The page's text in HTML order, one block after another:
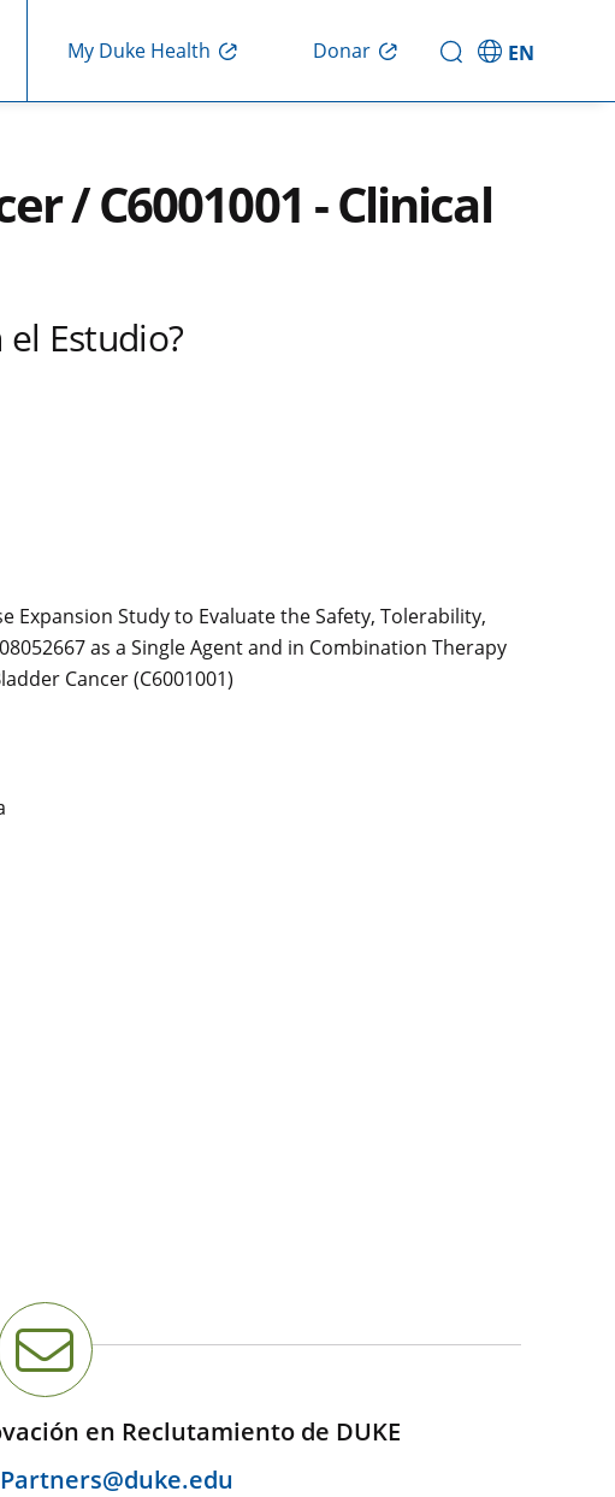
My Duke Health Donar EN
/ C6001001 - Clinical
Estudio?
Expansion Study to Evaluate the Safety, Tolerability,
as a Single Agent and in Combination Therapy
Cancer (C6001001)
en Reclutamiento de DUKE